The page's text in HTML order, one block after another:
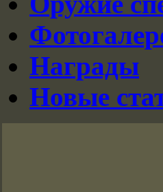
Награды
Новые